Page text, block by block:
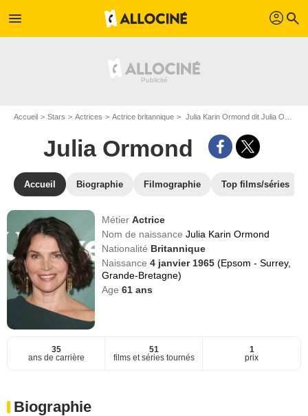
menu profil search
Accueil Stars Actrices Actrice britannique Julia Karin Ormond dit Julia Ormond
Julia Ormond
Accueil Biographie Filmographie Top films/séries
MétierActrice
Nom de naissanceJulia Karin Ormond
Nationalité Britannique
Naissance4 janvier 1965(Epsom - Surrey,
Grande-Bretagne)
Age61 ans
35
ans de carrière
51
films et séries tournés
1
prix
Biographie